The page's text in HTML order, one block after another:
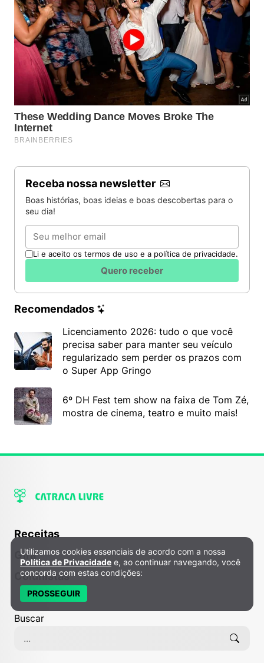
Receba nossa newsletter
Boas histórias, boas ideias e boas descobertas para o
seu dia!
Email
Li e aceito os termos de uso e a política de privacidade.
Quero receber
Recomendados
Licenciamento 2026: tudo o que você
precisa saber para manter seu veículo
regularizado sem perder os prazos com
o Super App Gringo
6º DH Fest tem show na faixa de Tom Zé,
mostra de cinema, teatro e muito mais!
Receitas
Gira
Colunistas
Buscar
Política de Privacidade e Cookies
Utilizamos cookies essenciais de acordo com a nossa
Política de Privacidade e, ao continuar navegando, você
concorda com estas condições:
PROSSEGUIR